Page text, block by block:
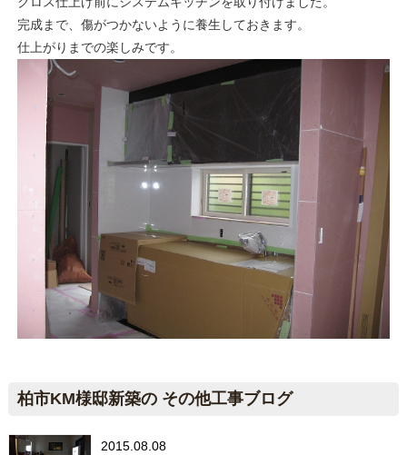
完成まで、傷がつかないように養生しておきます。
仕上がりまでの楽しみです。
柏市KM様邸新築の その他工事ブログ
2015.08.08